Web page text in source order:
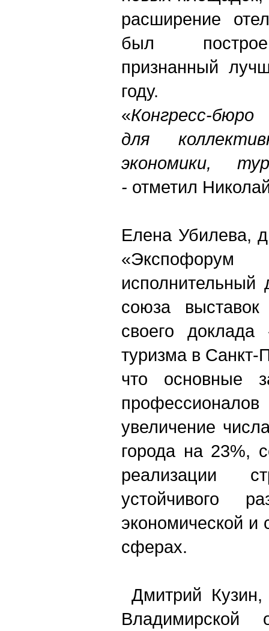
расширение
был
признанный
году.
«Конгресс-
для
экономики,
- отметил
Елена Убилева,
исполнительный
союза
своего доклада
туризма в Санкт-
что основные
увеличение
города на 23%,
реализации
устойчивого
экономической и
сферах.
Дмитрий
Владимирской